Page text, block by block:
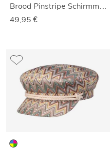
Brood Pinstripe Schirmmütze
49,95 €